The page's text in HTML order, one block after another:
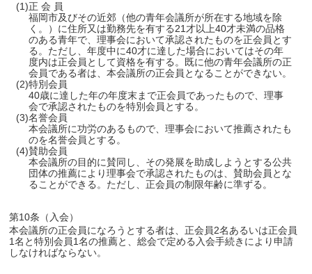
(1)正 会 員
福岡市及びその近郊（他の青年会議所が所在する地域を除
く。）に住所又は勤務先を有する21才以上40才未満の品格
のある青年で、理事会において承認されたものを正会員とす
る。ただし、年度中に40才に達した場合においてはその年
度内は正会員として資格を有する。既に他の青年会議所の正
会員である者は、本会議所の正会員となることができない。
(2)特別会員
40歳に達した年の年度末まで正会員であったもので、理事
会で承認されたものを特別会員とする。
(3)名誉会員
本会議所に功労のあるもので、理事会において推薦されたも
のを名誉会員とする。
(4)賛助会員
本会議所の目的に賛同し、その発展を助成しようとする公共
団体の推薦により理事会で承認されたものは、賛助会員とな
ることができる。ただし、正会員の制限年齢に準ずる。
第10条（入会）
本会議所の正会員になろうとする者は、正会員2名あるいは正会員
1名と特別会員1名の推薦と、総会で定める入会手続きにより申請
しなければならない。